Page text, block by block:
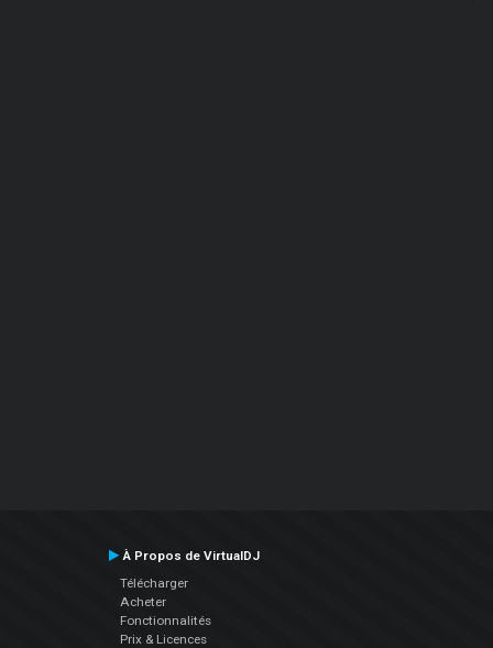
À Propos de VirtualDJ
Télécharger
Acheter
Fonctionnalités
Prix & Licences